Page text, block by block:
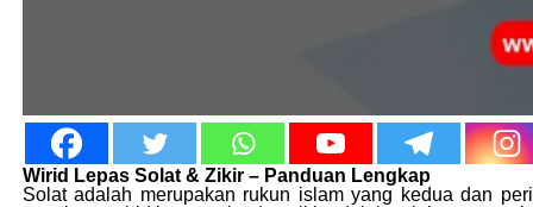
Wirid Lepas Solat & Zikir – Panduan Lengkap
Solat adalah merupakan rukun islam yang kedua dan